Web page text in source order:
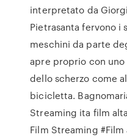
interpretato da
Pietrasanta fervono i
meschini da parte
apre proprio con
dello scherzo come
bicicletta.
Streaming ita film
Film Streaming